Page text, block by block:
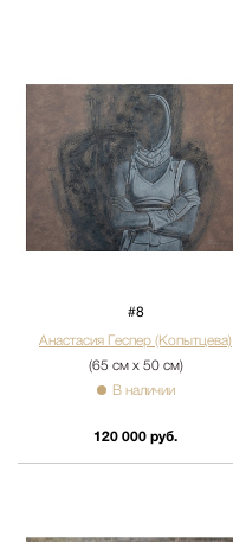
#8
Анастасия Геспер (Копытцева)
(65 см х 50 см)
В наличии
120 000 руб.